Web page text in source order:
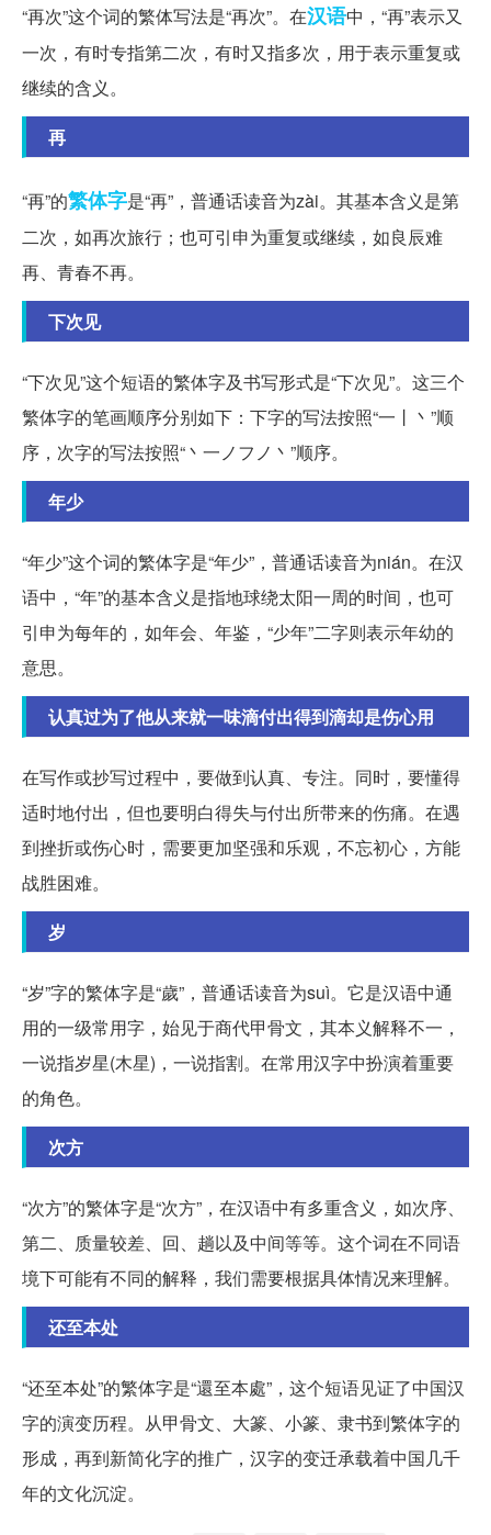
“再次”这个词的繁体写法是“再次”。在汉语中，“再”表示又
一次，有时专指第二次，有时又指多次，用于表示重复或
继续的含义。
再
“再”的繁体字是“再”，普通话读音为zài。其基本含义是第
二次，如再次旅行；也可引申为重复或继续，如良辰难
再、青春不再。
下次见
“下次见”这个短语的繁体字及书写形式是“下次见”。这三个
繁体字的笔画顺序分别如下：下字的写法按照“一丨丶”顺
序，次字的写法按照“丶一ノフノ丶”顺序。
年少
“年少”这个词的繁体字是“年少”，普通话读音为nián。在汉
语中，“年”的基本含义是指地球绕太阳一周的时间，也可
引申为每年的，如年会、年鉴，“少年”二字则表示年幼的
意思。
认真过为了他从来就一味滴付出得到滴却是伤心用
在写作或抄写过程中，要做到认真、专注。同时，要懂得
适时地付出，但也要明白得失与付出所带来的伤痛。在遇
到挫折或伤心时，需要更加坚强和乐观，不忘初心，方能
战胜困难。
岁
“岁”字的繁体字是“歲”，普通话读音为suì。它是汉语中通
用的一级常用字，始见于商代甲骨文，其本义解释不一，
一说指岁星(木星)，一说指割。在常用汉字中扮演着重要
的角色。
次方
“次方”的繁体字是“次方”，在汉语中有多重含义，如次序、
第二、质量较差、回、趟以及中间等等。这个词在不同语
境下可能有不同的解释，我们需要根据具体情况来理解。
还至本处
“还至本处”的繁体字是“還至本處”，这个短语见证了中国汉
字的演变历程。从甲骨文、大篆、小篆、隶书到繁体字的
形成，再到新简化字的推广，汉字的变迁承载着中国几千
年的文化沉淀。